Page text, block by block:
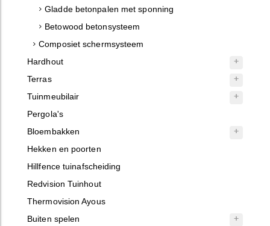
Gladde betonpalen met sponning
Betowood betonsysteem
Composiet schermsysteem
Hardhout
Terras
Tuinmeubilair
Pergola's
Bloembakken
Hekken en poorten
Hillfence tuinafscheiding
Redvision Tuinhout
Thermovision Ayous
Buiten spelen